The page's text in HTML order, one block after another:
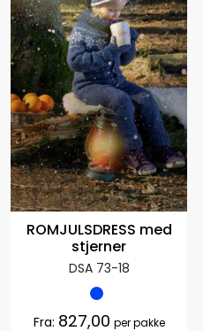
ROMJULSDRESS med
stjerner
DSA 73-18
Fra: 827,00 per pakke